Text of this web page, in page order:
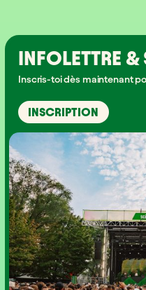
INFOLETTRE &
Inscris-toi dès maintenant
INSCRIPTION